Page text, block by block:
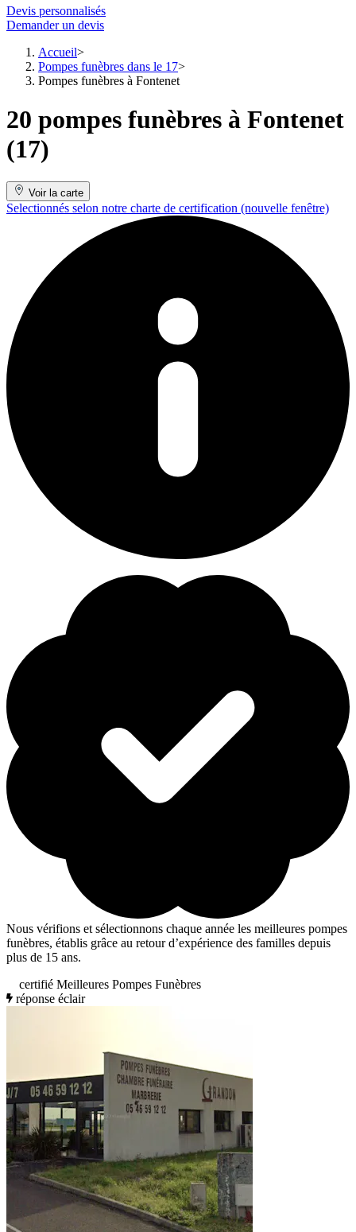
Devis personnalisés
Demander un devis
Accueil
Pompes funèbres dans le 17
Pompes funèbres à Fontenet
20 pompes funèbres à Fontenet
(17)
Voir la carte
Selectionnés selon notre charte de certification (nouvelle fenêtre)
Nous vérifions et sélectionnons chaque année les meilleures pompes
funèbres, établis grâce au retour d’expérience des familles depuis
plus de 15 ans.
certifié Meilleures Pompes Funèbres
réponse éclair